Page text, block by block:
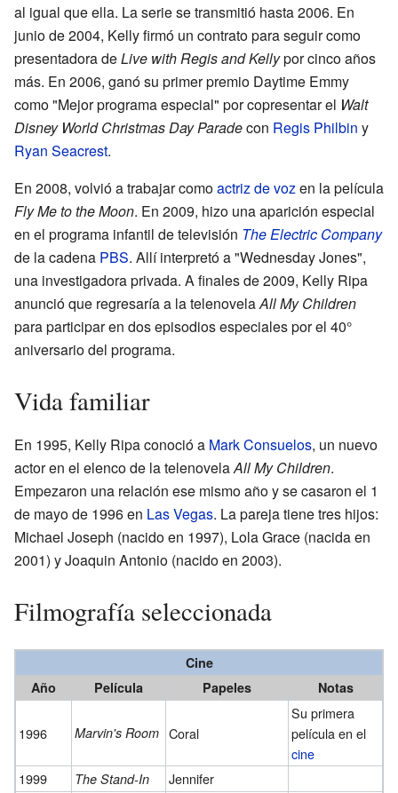
al igual que ella. La serie se transmitió hasta 2006. En
junio de 2004, Kelly firmó un contrato para seguir como
presentadora deLive with Regis and Kellypor cinco años
más. En 2006, ganó su primer premio Daytime Emmy
como "Mejor programa especial" por copresentar el Walt
Disney World Christmas Day Paradecon Regis Philbin y
Ryan Seacrest.
En 2008, volvió a trabajar comoactriz de vozen la película
Fly Me to the Moon. En 2009, hizo una aparición especial
en el programa infantil de televisión The Electric Company
de la cadena PBS. Allí interpretó a "Wednesday Jones",
una investigadora privada. A finales de 2009, Kelly Ripa
anunció que regresaría a la telenovelaAll My Children
para participar en dos episodios especiales por el 40°
aniversario del programa.
Vida familiar
En 1995, Kelly Ripa conoció a Mark Consuelos, un nuevo
actor en el elenco de la telenovelaAll My Children.
Empezaron una relación ese mismo año y se casaron el 1
de mayo de 1996 en Las Vegas. La pareja tiene tres hijos:
Michael Joseph (nacido en 1997), Lola Grace (nacida en
2001) y Joaquin Antonio (nacido en 2003).
Filmografía seleccionada
Cine
Año
Película Papeles Notas
1996 Marvin's Room Coral
Su primera
película en el
cine
1999
The Stand-In Jennifer